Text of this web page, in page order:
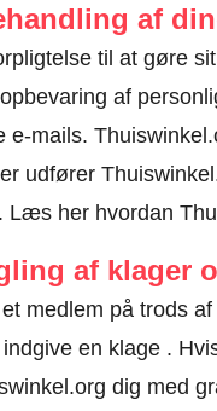
af
til at gøre
af
e-mails.
udfører
Læs her hvordan
af klager
medlem på trods
en klage.
dig med